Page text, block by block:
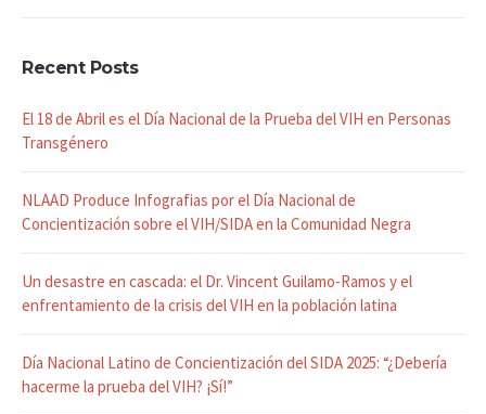
Recent Posts
El 18 de Abril es el Día Nacional de la Prueba del VIH en Personas
Transgénero
NLAAD Produce Infografias por el Día Nacional de
Concientización sobre el VIH/SIDA en la Comunidad Negra
Un desastre en cascada: el Dr. Vincent Guilamo-Ramos y el
enfrentamiento de la crisis del VIH en la población latina
Día Nacional Latino de Concientización del SIDA 2025: “¿Debería
hacerme la prueba del VIH? ¡Sí!”